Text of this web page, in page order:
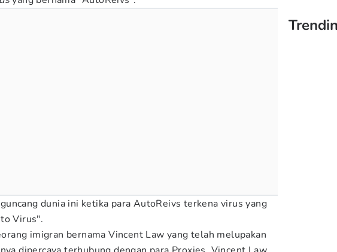
dunia ini ketika para AutoReivs terkena virus yang
Virus".
imigran bernama Vincent Law yang telah melupakan